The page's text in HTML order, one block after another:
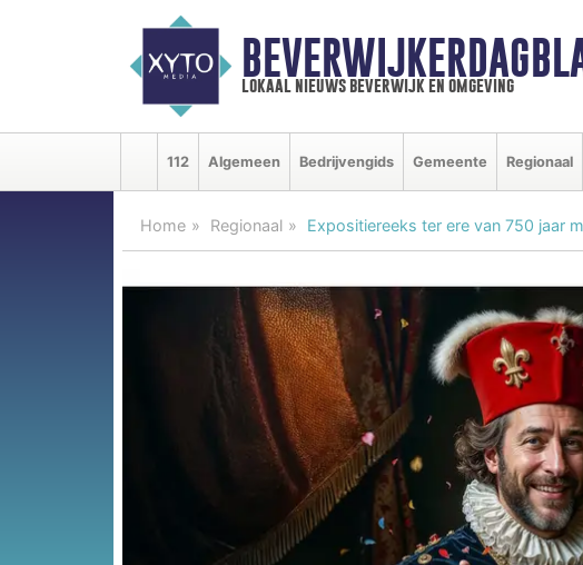
lokaal nieuws beverwijk en omgeving
112 Algemeen Bedrijvengids Gemeente Regionaal
Home Regionaal Expositiereeks ter ere van 750 jaar